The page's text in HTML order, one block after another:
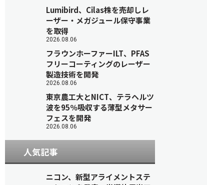
Lumibird、Cilas株を売却しレ
ーザー・メガジュール保守事業
を取得
2026.08.06
フラウンホーファーILT、PFAS
フリーコーティングのレーザー
製造技術を開発
2026.08.06
東京農工大とNICT、テラヘルツ
波を95％吸収する薄型メタサー
フェスを開発
2026.08.06
人気記事
ニコン、新型アライメントステ